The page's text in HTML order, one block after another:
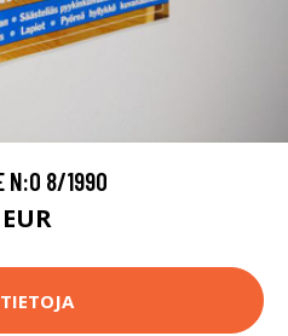
N:O 8/1990